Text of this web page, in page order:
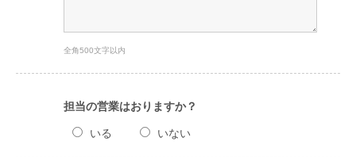
全角500文字以内
担当の営業はおりますか？
いる いない